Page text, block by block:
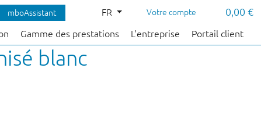
mboAssistant FR Votre compte 0,00 €
Gamme des prestations L'entreprise Portail client
blanc